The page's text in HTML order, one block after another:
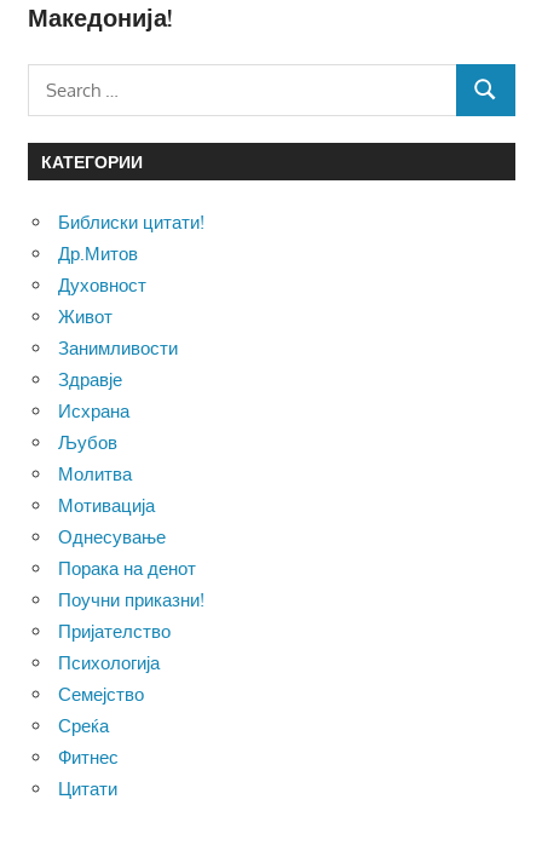
Македонија!
SEARCH
КАТЕГОРИИ
Библиски цитати!
Др.Митов
Духовност
Живот
Занимливости
Здравје
Исхрана
Љубов
Молитва
Мотивација
Однесување
Порака на денот
Поучни приказни!
Пријателство
Психологија
Семејство
Среќа
Фитнес
Цитати